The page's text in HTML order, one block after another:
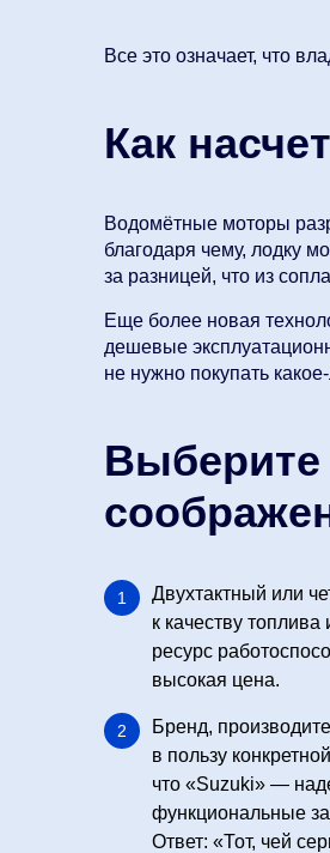
Все это означает, что
Как
Водомётные моторы
благодаря чему, лодку
за разницей, что из
Еще более новая
дешевые
не нужно покупать
Выберите
Двухтактный или
к качеству
ресурс
высокая цена.
Бренд,
в пользу
что «Suzuki» —
функциональные
Ответ: «Тот, чей